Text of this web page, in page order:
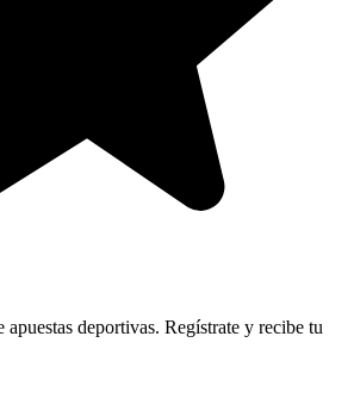
deportivas. Regístrate y recibe tu